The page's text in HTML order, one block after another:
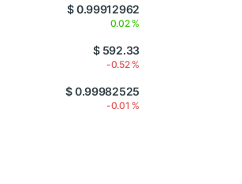
$ 0.99912962
0.02 %
$ 592.33
-0.52 %
$ 0.99982525
-0.01 %